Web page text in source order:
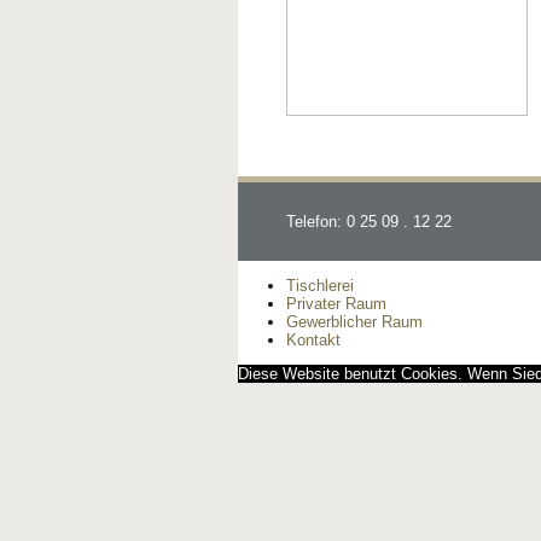
Telefon: 0 25 09 . 12 22
Tischlerei
Privater Raum
Gewerblicher Raum
Kontakt
Diese Website benutzt Cookies. Wenn